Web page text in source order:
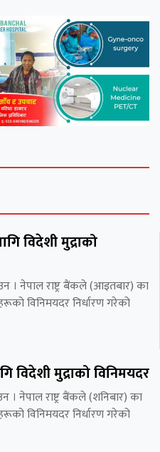
विदेशी मुद्राको
। नेपाल राष्ट्र बैंकले (आइतबार) का
विनिमयदर निर्धारण गरेको
मुद्राको विनिमयदर
। नेपाल राष्ट्र बैंकले (शनिबार) का
विनिमयदर निर्धारण गरेको